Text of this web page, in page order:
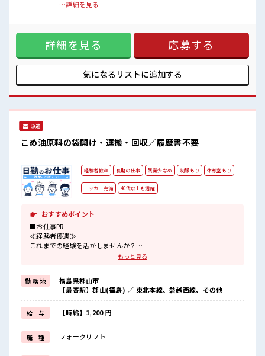
はじめて1人暮らしをする方にもピッタリ◎
休憩室でホッと一息リフレッシュ！
ロッカーあり！
安心してお仕事に集中♪
残業は少なめ！
たまに残業するくらいなら…という方、
応募お待ちしております！
#ryo
タリ♪ ■お仕事PR ≪未経験の方歓迎≫ もちろん経験ある方も
う★ ≪施設設備ばっちり≫ 食堂では破格の1食200円台でご飯
を食べれちゃう♪ 売店もあるので気分によっていろんなもの
が食べれる★ ≪手当充実≫ 1か月経過後皆勤手当てで1万円支
給♪ 6ヶ月経過後は時給50円UPします！ ≪寮完備≫ 生活に便
利な家電付きで寮費0円☆ はじめて1人暮らしをする方にもピ
ッタリ◎ ■職場の雰囲気 休憩室でホッと一息リフレッシュ！
に残業するくらいなら…という方、 応募お待ちしておりま
す！ #ryo
…詳細を見る
詳細を見る 応募する
気になるリストに追加する
派遣
こめ油原料の袋開け・運搬・回収／履歴書不要
経験者歓迎 長期の仕事 残業少なめ 制服あり 休憩室あり
ロッカー完備 40代以上も活躍
おすすめポイント
■お仕事PR
≪経験者優遇≫
これまでの経験を活かしませんか？
≪時間にメリハリを≫
残業はほとんどナシ！
場合によってはお願いすることもあります♪
≪機能的な制服アリ≫
制服があるので、
毎日の服装の悩み解消♪
≪様々なお仕事をご提案≫
一人で悩まず気軽に相談できる、
派遣のお仕事です！
もっと見る
勤 務 地
福島県郡山市
【最寄駅】郡山(福島) ／ 東北本線、磐越西線、その他
給 与 【時給】1,200 円
職 種 フォークリフト